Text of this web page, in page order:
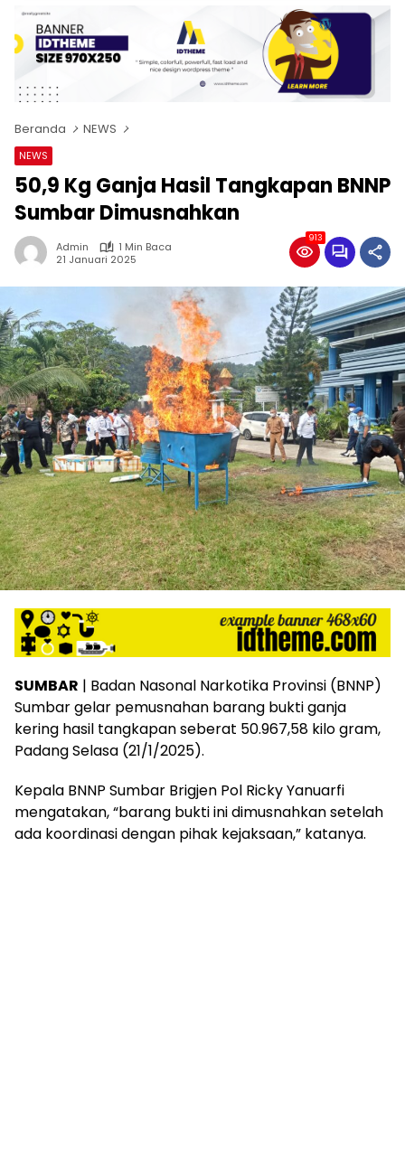
Beranda NEWS
NEWS
50,9 Kg Ganja Hasil Tangkapan BNNP
Sumbar Dimusnahkan
Admin
1 Min Baca
21 Januari 2025
913
SUMBAR | Badan Nasonal Narkotika Provinsi (BNNP)
Sumbar gelar pemusnahan barang bukti ganja
kering hasil tangkapan seberat 50.967,58 kilo gram,
Padang Selasa (21/1/2025).
Kepala BNNP Sumbar Brigjen Pol Ricky Yanuarfi
mengatakan, “barang bukti ini dimusnahkan setelah
ada koordinasi dengan pihak kejaksaan,” katanya.